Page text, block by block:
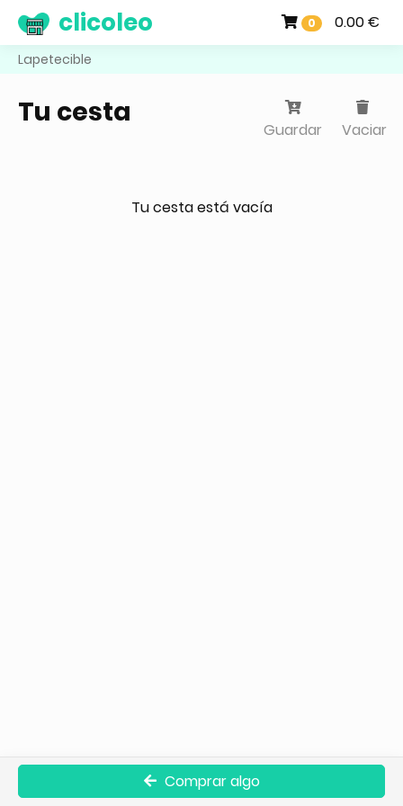
0 0.00 €
clicoleo
Lapetecible
Tu cesta
Guardar Vaciar
Tu cesta está vacía
Comprar algo